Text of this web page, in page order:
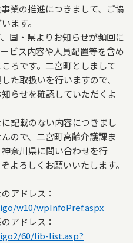
業の推進につきまして、ご協
ます。
国・県よりお知らせが頻回に
ビス内容や人員配置等を含め
ろです。二宮町としまして
た取扱いを行いますので、
らせを確認していただくよ
記載のない内容につきまし
ので、二宮町高齢介護課ま
奈川県に問い合わせを行
よろしくお願いいたします。
アドレス：
w10/wpInfoPref.aspx
アドレス：
60/lib-list.asp?